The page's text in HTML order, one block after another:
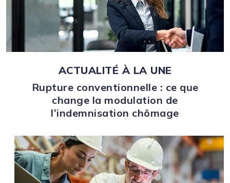
ACTUALITÉ À LA UNE
Rupture conventionnelle : ce que
change la modulation de
l’indemnisation chômage